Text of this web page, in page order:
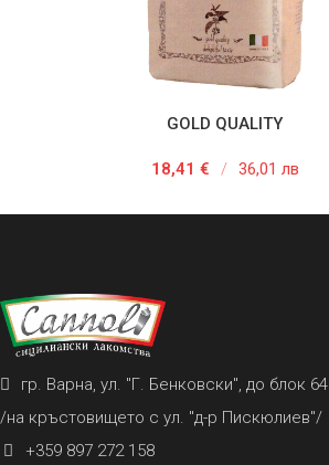
ДОБАВЯНЕ В КОЛИЧКАТАGOLD QUALITY
18,41 € / 36,01 лв
гр. Варна, ул. "Г. Бенковски", до блок 64
/на кръстовището с ул. "д-р Пискюлиев"/
+359 897 272 158